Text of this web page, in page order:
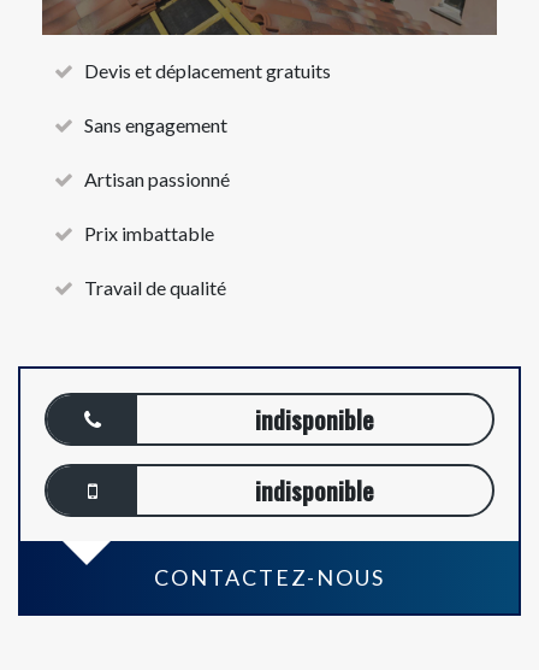
Devis et déplacement gratuits
Sans engagement
Artisan passionné
Prix imbattable
Travail de qualité
indisponible
indisponible
CONTACTEZ-NOUS